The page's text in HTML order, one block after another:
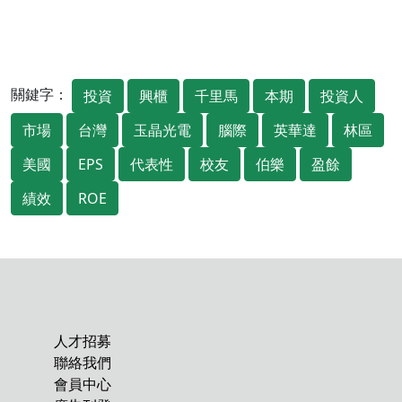
關鍵字： 投資 興櫃 千里馬 本期
投資人
市場
台灣 玉晶光電 腦際 英華達
林區
美國
EPS 代表性 校友 伯樂
盈餘
績效
ROE
人才招募
聯絡我們
會員中心